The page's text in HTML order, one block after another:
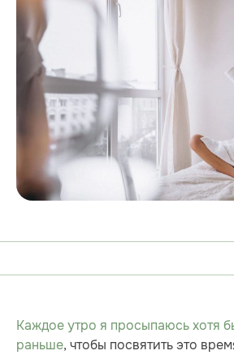
Каждое утро я просыпаюсь хотя
раньше, чтобы посвятить это